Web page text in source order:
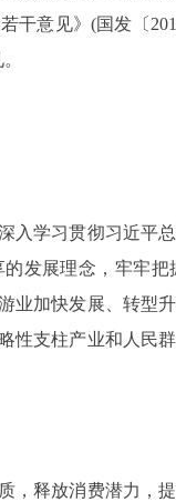
意见》(国发〔
学习贯彻习近平总
发展理念，牢牢
加快发展、转型
支柱产业和人民
释放消费潜力，